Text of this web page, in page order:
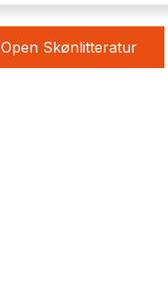
Open Skønlitteratur